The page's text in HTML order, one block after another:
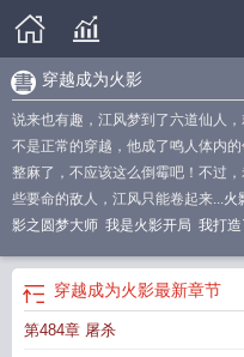
穿越成为火影
说来也有趣，江风梦到了六道仙人
不是正常的穿越，他成了鸣人体内
整麻了，不应该这么倒霉吧！不过
些要命的敌人，江风只能卷起来...火
影之圆梦大师 我是火影开局 我打
费阅读 我成了火影npc 火影世界当
世界的
代火影之我成了系统 火影之我是
穿越成为火影最新章节
第484章 屠杀